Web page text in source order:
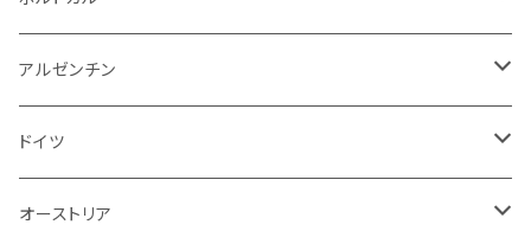
赤
白
赤
白
赤
アルゼンチン
赤
ドイツ
ロゼ
オーストリア